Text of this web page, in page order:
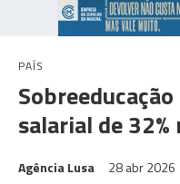
PAÍS
salarial de
Agência Lusa 28 abr 2026